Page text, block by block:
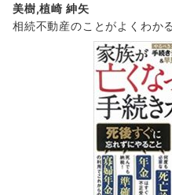
美樹,植崎 紳矢
相続不動産のことがよくわか